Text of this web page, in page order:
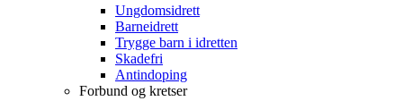
Ungdomsidrett
Barneidrett
Trygge barn i idretten
Skadefri
Antindoping
Forbund og kretser